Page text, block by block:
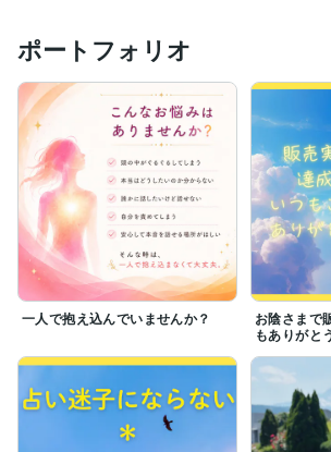
https://coconala.com/blogs/4474353/
コラム：「あなたの感覚を大切にしてく
ポートフォリオ
一人で抱え込んでいませんか？
お陰さま
もありがと